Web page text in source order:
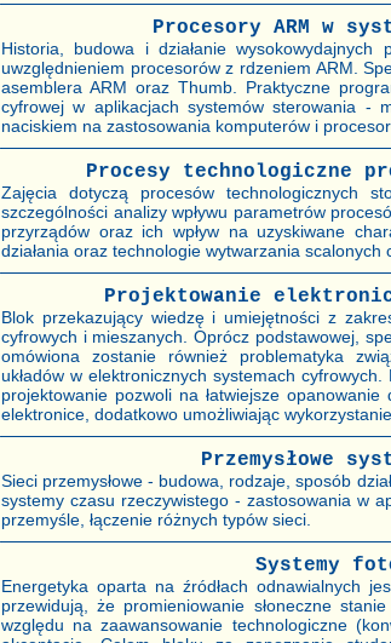
Procesory ARM w
Historia, budowa i działanie
uwzględnieniem procesorów z rdzeniem ARM.
asemblera ARM oraz Thumb. Praktyczne
cyfrowej w aplikacjach systemów sterowania -
naciskiem na zastosowania komputerów i
Procesy technologiczne
Zajęcia dotyczą procesów technologicznych
szczególności analizy wpływu parametrów
przyrządów oraz ich wpływ na uzyskiwane
działania oraz technologie wytwarzania
Projektowanie
Blok przekazujący wiedzę i umiejętności z
cyfrowych i mieszanych. Oprócz podstawowej,
omówiona zostanie również problematyka
układów w elektronicznych systemach
projektowanie pozwoli na łatwiejsze
elektronice, dodatkowo umożliwiając
Przemysłowe
Sieci przemysłowe - budowa, rodzaje, sposób
systemy czasu rzeczywistego - zastosowania w
przemyśle, łączenie różnych typów sieci.
Systemy
Energetyka oparta na źródłach odnawialnych
przewidują, że promieniowanie słoneczne
względu na zaawansowanie technologiczne